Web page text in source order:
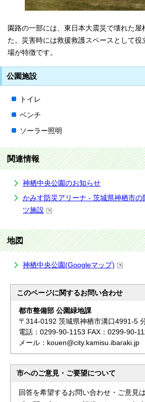
園路の一部には、東日本大震災で壊れた屋
た。災害時には救援救護スペースとして役
場が特徴です。
公園施設
トイレ
ベンチ
ソーラー照明
関連情報
神栖中央公園のお知らせ
かみす防災アリーナ - 茨城県神栖市の
ツ施設
地図
神栖中央公園(Googleマップ)
このページに関するお問い合わせ
都市整備部 公園緑地課
〒314-0192 茨城県神栖市溝口4991-5
電話：0299-90-1153 FAX：0299-90-
メール：kouen@city.kamisu.ibaraki.jp
市へのご意見・ご要望について
回答を希望するお問い合わせ・ご意見